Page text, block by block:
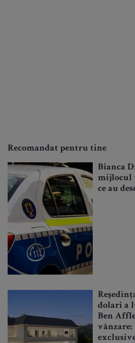
Recomandat pentru tine
Bianca
mijlocul
ce au
dolari a
Ben